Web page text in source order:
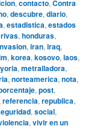
, contacto, Contra
, descubre, diario,
, estadistica, estados
, honduras,
, iran, iraq,
, korea, kosovo, laos,
, metralladora,
, norteamerica, nota,
, post,
referencia, republica,
, social,
, vivir en un